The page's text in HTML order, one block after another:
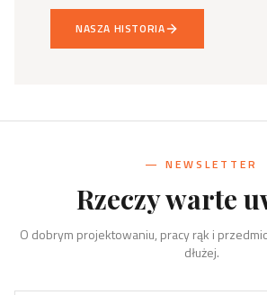
NASZA HISTORIA
— NEWSLETTER
Rzeczy warte
O dobrym projektowaniu, pracy rąk i
dłużej.